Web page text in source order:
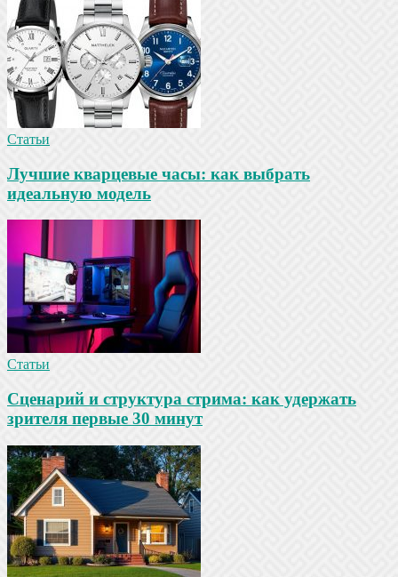
Статьи
Лучшие кварцевые часы: как выбрать
идеальную модель
Статьи
Сценарий и структура стрима: как удержать
зрителя первые 30 минут